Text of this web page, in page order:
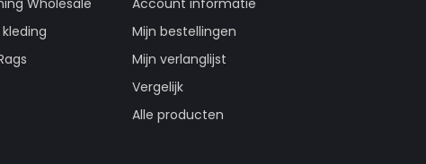
Mijn bestellingen
Mijn verlanglijst
Vergelijk
Alle producten